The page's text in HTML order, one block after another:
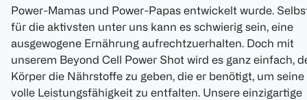
Power-Mamas und Power-Papas entwickelt wurde.
für die aktivsten unter uns kann es schwierig sein, eine
ausgewogene Ernährung aufrechtzuerhalten. Doch mit
unserem Beyond Cell Power Shot wird es ganz einfach,
Körper die Nährstoffe zu geben, die er benötigt, um seine
volle Leistungsfähigkeit zu entfalten. Unsere einzigartige